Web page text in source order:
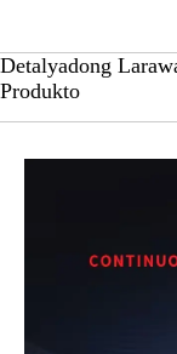
Detalyadong
Produkto